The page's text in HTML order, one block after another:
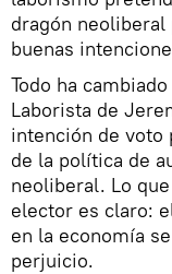
dragón
buenas
Todo ha
Laborista de
intención de voto
de la política de
neoliberal. Lo
elector es claro:
en la economía
perjuicio.